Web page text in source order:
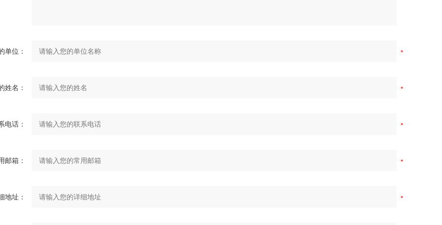
单位：
姓名：
电话：
邮箱：
地址：